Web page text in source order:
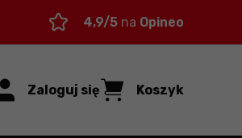
4,9/5 na Opineo
Zaloguj się Koszyk